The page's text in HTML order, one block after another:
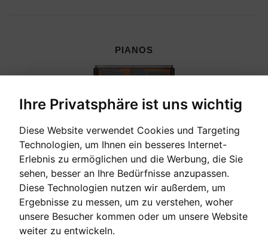
Ihre Privatsphäre ist uns wichtig
Diese Website verwendet Cookies und Targeting
Technologien, um Ihnen ein besseres Internet-
Erlebnis zu ermöglichen und die Werbung, die Sie
sehen, besser an Ihre Bedürfnisse anzupassen.
Diese Technologien nutzen wir außerdem, um
Ergebnisse zu messen, um zu verstehen, woher
unsere Besucher kommen oder um unsere Website
weiter zu entwickeln.
PIANOS
CEMBALI, CELESTEN & HARMONIEN